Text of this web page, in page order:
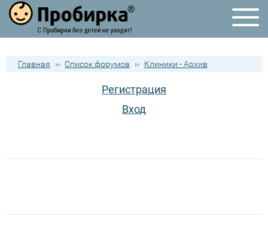
Главная ›› Список форумов ›› Клиники - Архив
Регистрация
Вход